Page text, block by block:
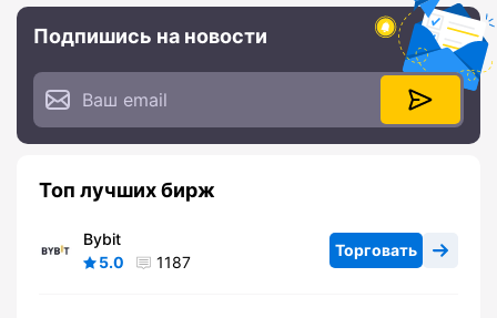
Подпишись на новости
Топ лучших бирж
Bybit
5.0
1187
Торговать